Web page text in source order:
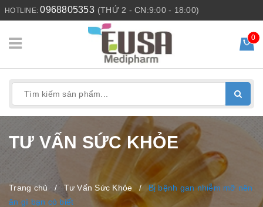
HOTLINE:0968805353 (THỨ 2 - CN:9:00 - 18:00)
0
TƯ VẤN SỨC KHỎE
Trang chủ / Tư Vấn Sức Khỏe / Bị bệnh gan nhiễm mỡ nên
ăn gì bạn có biết